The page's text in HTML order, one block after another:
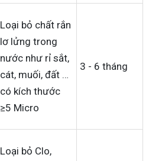
Loại bỏ chất rắn
lơ lửng trong
nước như rỉ sắt,
cát, muối, đất …
có kích thước
≥5 Micro
3 - 6 tháng
Loại bỏ Clo,